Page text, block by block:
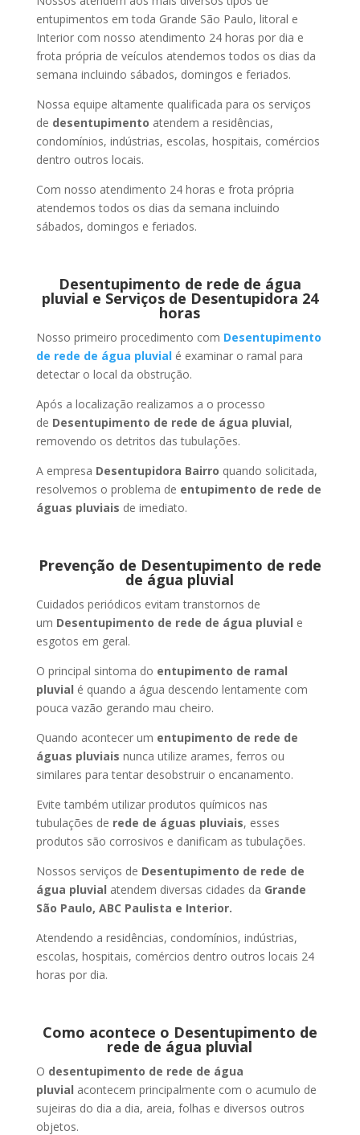
entupimentos em toda Grande São Paulo, litoral e
Interior com nosso atendimento 24 horas por dia e
frota própria de veículos atendemos todos os dias da
semana incluindo sábados, domingos e feriados.
Nossa equipe altamente qualificada para os serviços
de desentupimento atendem a residências,
condomínios, indústrias, escolas, hospitais, comércios
dentro outros locais.
Com nosso atendimento 24 horas e frota própria
atendemos todos os dias da semana incluindo
sábados, domingos e feriados.
Desentupimento de rede de água
pluvial e Serviços de Desentupidora 24
horas
Nosso primeiro procedimento com Desentupimento
de rede de água pluvialé examinar o ramal para
detectar o local da obstrução.
Após a localização realizamos a o processo
de Desentupimento de rede de água pluvial,
removendo os detritos das tubulações.
A empresa Desentupidora Bairro quando solicitada,
resolvemos o problema de entupimento de rede de
águas pluviais de imediato.
Prevenção de Desentupimento de rede
de água pluvial
Cuidados periódicos evitam transtornos de
um Desentupimento de rede de água pluvial e
esgotos em geral.
O principal sintoma do entupimento de ramal
pluvial é quando a água descendo lentamente com
pouca vazão gerando mau cheiro.
Quando acontecer um entupimento de rede de
águas pluviais nunca utilize arames, ferros ou
similares para tentar desobstruir o encanamento.
Evite também utilizar produtos químicos nas
tubulações de rede de águas pluviais, esses
produtos são corrosivos e danificam as tubulações.
Nossos serviços de Desentupimento de rede de
água pluvial atendem diversas cidades da Grande
São Paulo, ABC Paulista e Interior.
Atendendo a residências, condomínios, indústrias,
escolas, hospitais, comércios dentro outros locais 24
horas por dia.
Como acontece o Desentupimento de
rede de água pluvial
O desentupimento de rede de água
pluvial acontecem principalmente com o acumulo de
sujeiras do dia a dia, areia, folhas e diversos outros
objetos.